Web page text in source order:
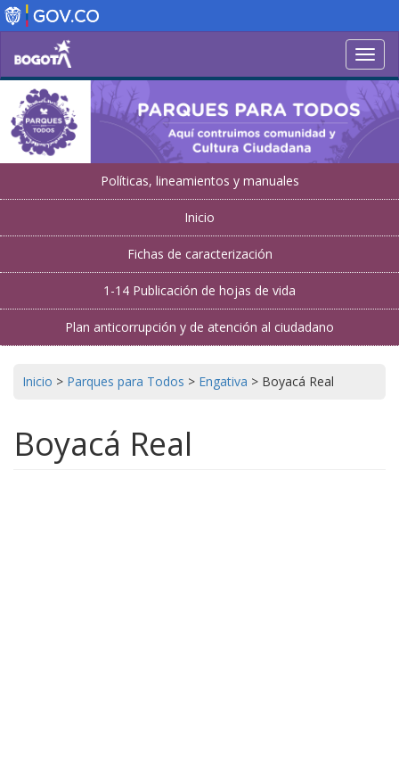
Pasar
al
contenido
principal
Políticas, lineamientos y manuales
Inicio
Fichas de caracterización
1-14 Publicación de hojas de vida
Plan anticorrupción y de atención al ciudadano
Inicio > Parques para Todos > Engativa > Boyacá Real
Boyacá Real